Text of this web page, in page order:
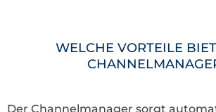
WELCHE VORTEILE
Der Channelmanager sorgt